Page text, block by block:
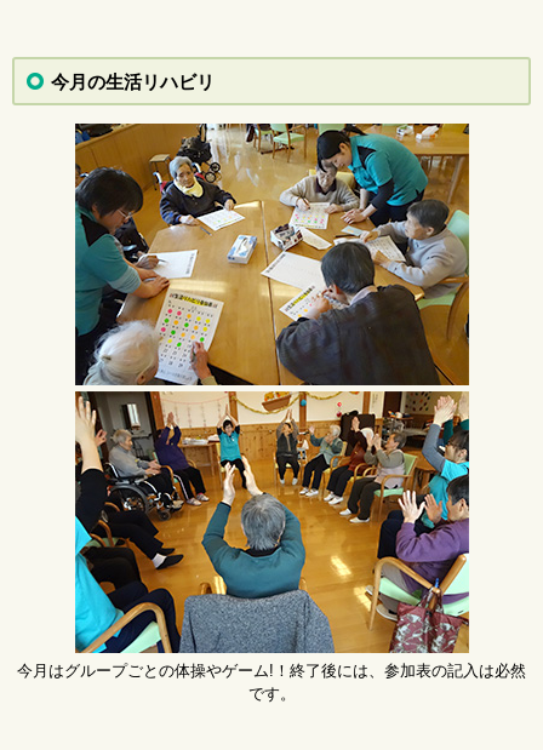
今月の生活リハビリ
今月はグループごとの体操やゲーム!！終了後には、参加表の記入は必然
です。